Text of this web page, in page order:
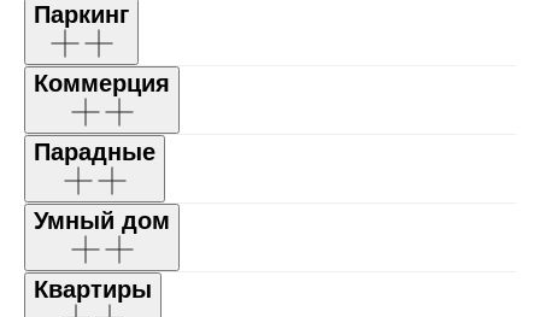
Паркинг
Коммерция
Парадные
Умный дом
Квартиры